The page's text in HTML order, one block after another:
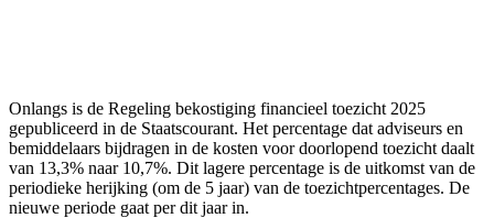
Onlangs is de Regeling bekostiging financieel toezicht 2025
gepubliceerd in de Staatscourant. Het percentage dat adviseurs en
bemiddelaars bijdragen in de kosten voor doorlopend toezicht daalt
van 13,3% naar 10,7%. Dit lagere percentage is de uitkomst van de
periodieke herijking (om de 5 jaar) van de toezichtpercentages. De
nieuwe periode gaat per dit jaar in.